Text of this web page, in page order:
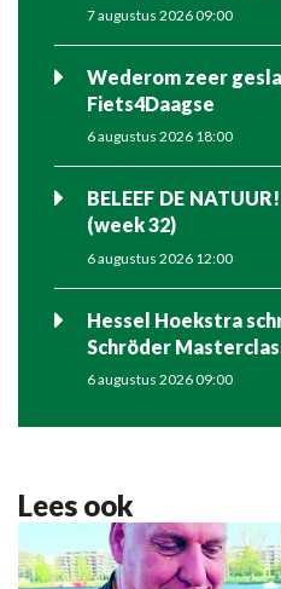
7 augustus 2026 09:00
Wederom zeer geslaagde
Fiets4Daagse
6 augustus 2026 18:00
BELEEF DE
(week 32)
6 augustus 2026 12:00
Hessel Hoekstra
Schröder
6 augustus 2026 09:00
Lees ook